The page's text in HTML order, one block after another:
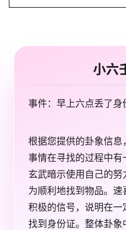
小六
事件：早上六点丢了身
根据您提供的卦象信
事情在寻找的过程中
玄武暗示使用自己的
为顺利地找到物品。
积极的信号，说明在
找到身份证。整体卦